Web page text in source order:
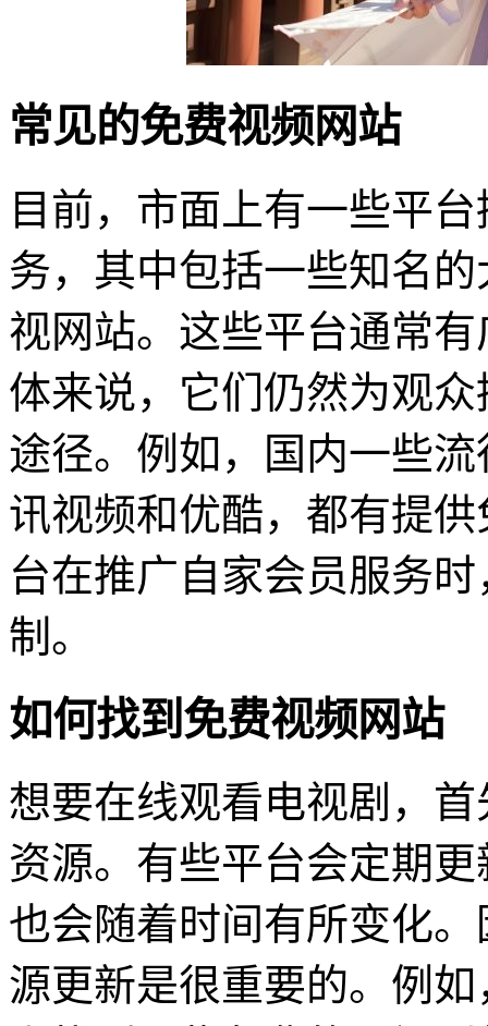
常见的免费视频网站
目前，市面上有一些平
务，其中包括一些知名
视网站。这些平台通常
体来说，它们仍然为观
途径。例如，国内一些
讯视频和优酷，都有提
台在推广自家会员服务
制。
如何找到免费视频网站
想要在线观看电视剧，
资源。有些平台会定期
也会随着时间有所变化
源更新是很重要的。例